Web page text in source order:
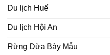
Du lịch Huế
Du lịch Hội An
Rừng Dừa Bảy Mẫu